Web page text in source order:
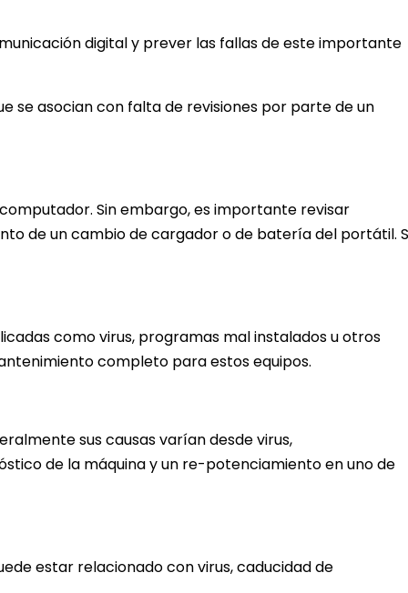
digital y prever las fallas de este importante
se asocian con falta de revisiones por parte de un
Sin embargo, es importante revisar
de un cambio de cargador o de batería del portátil.
como virus, programas mal instalados u otros
completo para estos equipos.
sus causas varían desde virus,
de la máquina y un re-potenciamiento en uno de
estar relacionado con virus, caducidad de